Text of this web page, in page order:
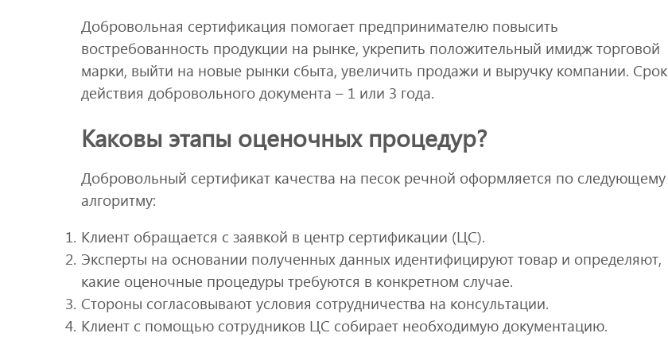
Добровольная сертификация помогает предпринимателю повысить
востребованность продукции на рынке, укрепить положительный имидж торговой
марки, выйти на новые рынки сбыта, увеличить продажи и выручку компании. Срок
действия добровольного документа – 1 или 3 года.
Каковы этапы оценочных процедур?
Добровольный сертификат качества на песок речной оформляется по следующему
алгоритму:
Клиент обращается с заявкой в центр сертификации (ЦС).
Эксперты на основании полученных данных идентифицируют товар и определяют,
какие оценочные процедуры требуются в конкретном случае.
Стороны согласовывают условия сотрудничества на консультации.
Клиент с помощью сотрудников ЦС собирает необходимую документацию.